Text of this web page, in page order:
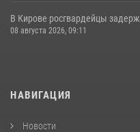
В Кирове росгвардейцы
08 августа 2026, 09:11
НАВИГАЦИЯ
Новости